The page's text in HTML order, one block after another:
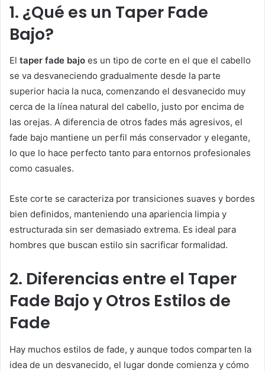
1. ¿Qué es un Taper Fade
Bajo?
El taper fade bajo es un tipo de corte en el que el cabello
se va desvaneciendo gradualmente desde la parte
superior hacia la nuca, comenzando el desvanecido muy
cerca de la línea natural del cabello, justo por encima de
las orejas. A diferencia de otros fades más agresivos, el
fade bajo mantiene un perfil más conservador y elegante,
lo que lo hace perfecto tanto para entornos profesionales
como casuales.
Este corte se caracteriza por transiciones suaves y bordes
bien definidos, manteniendo una apariencia limpia y
estructurada sin ser demasiado extrema. Es ideal para
hombres que buscan estilo sin sacrificar formalidad.
2. Diferencias entre el Taper
Fade Bajo y Otros Estilos de
Fade
Hay muchos estilos de fade, y aunque todos comparten la
idea de un desvanecido, el lugar donde comienza y cómo